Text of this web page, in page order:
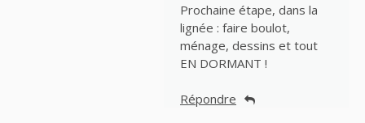
Prochaine étape, dans la
lignée : faire boulot,
ménage, dessins et tout
EN DORMANT !
Répondre